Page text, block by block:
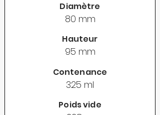
Diamètre
80 mm
Hauteur
95 mm
Contenance
325 ml
Poids vide